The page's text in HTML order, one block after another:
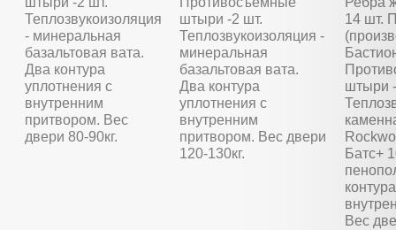
Теплозвукоизоляция
- минеральная
базальтовая вата.
Два контура
уплотнения с
внутренним
притвором. Вес
двери 80-90кг.
штыри -2 шт.
Теплозвукоизоляция -
минеральная
базальтовая вата.
Два контура
уплотнения с
внутренним
притвором. Вес двери
120-130кг.
14 шт.
штыри
Батс+
Вес